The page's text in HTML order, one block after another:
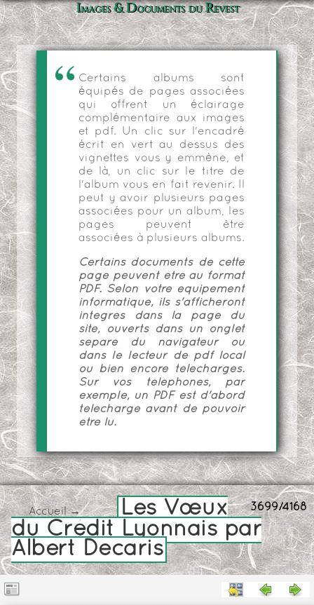
Images & Documents du Revest
Certains albums sont
équipés de pages associées
qui offrent un éclairage
complémentaire aux images
et pdf. Un clic sur l'encadré
écrit en vert au dessus des
vignettes vous y emmène, et
de là, un clic sur le titre de
l'album vous en fait revenir. Il
peut y avoir plusieurs pages
associées pour un album, les
pages peuvent être
associées à plusieurs albums.
Certains documents de cette
page peuvent être au format
PDF. Selon votre équipement
informatique, ils s'afficheront
intégrés dans la page du
site, ouverts dans un onglet
séparé du navigateur ou
dans le lecteur de pdf local
ou bien encore téléchargés.
Sur vos téléphones, par
exemple, un PDF est d'abord
téléchargé avant de pouvoir
être lu.
3699/4168
Accueil→
Les Vœux
du Crédit Lyonnais par
Albert Decaris